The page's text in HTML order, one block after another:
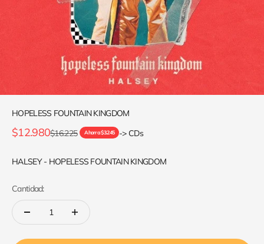
HOPELESS FOUNTAIN KINGDOM
Precio de oferta
$12.980Precio normal
$16.225 Ahorra $3.245 -> CDs
HALSEY - HOPELESS FOUNTAIN KINGDOM
Cantidad: